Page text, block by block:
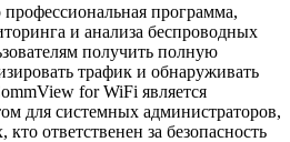
программа,
и анализа беспроводных
получить полную
трафик и обнаруживать
for WiFi является
для системных администраторов,
ответственен за безопасность